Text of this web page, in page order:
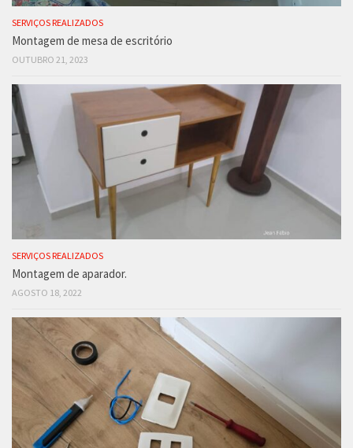
SERVIÇOS REALIZADOS
Montagem de mesa de escritório
OUTUBRO 21, 2023
SERVIÇOS REALIZADOS
Montagem de aparador.
AGOSTO 18, 2022